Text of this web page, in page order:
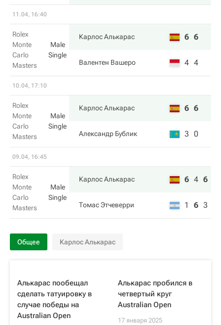
11.04, 16:40
Rolex
Monte
Carlo
Masters
Male
Single
Карлос Алькарас 6 6
Валентен Вашеро 4 4
10.04, 17:10
Rolex
Monte
Carlo
Masters
Male
Single
Карлос Алькарас 6 6
Александр Бублик 3 0
09.04, 16:45
Rolex
Monte
Carlo
Masters
Male
Single
Карлос Алькарас 6 4 6
Томас Этчеверри 1 6 3
Общее Карлос Алькарас
Алькарас пообещал
сделать татуировку в
случае победы на
Australian Open
Алькарас пробился в
четвертый круг
Australian Open
17 января 2025